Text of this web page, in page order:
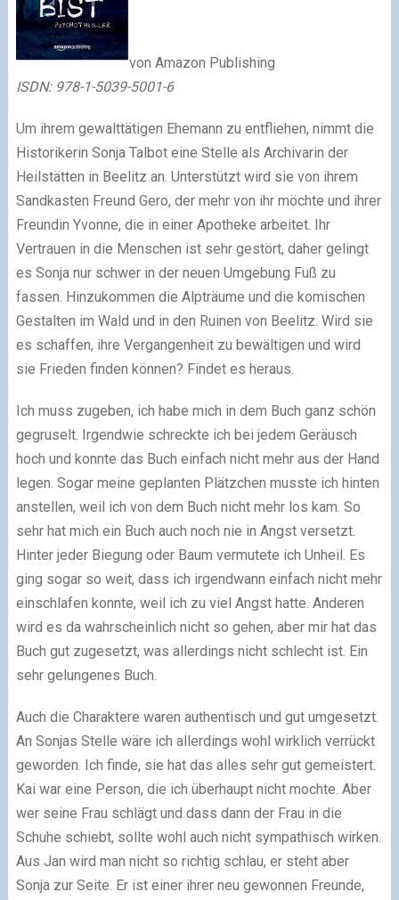
von Amazon Publishing
ISDN: 978-1-5039-5001-6
Um ihrem gewalttätigen Ehemann zu entfliehen, nimmt die
Historikerin Sonja Talbot eine Stelle als Archivarin der
Heilstätten in Beelitz an. Unterstützt wird sie von ihrem
Sandkasten Freund Gero, der mehr von ihr möchte und ihrer
Freundin Yvonne, die in einer Apotheke arbeitet. Ihr
Vertrauen in die Menschen ist sehr gestört, daher gelingt
es Sonja nur schwer in der neuen Umgebung Fuß zu
fassen. Hinzukommen die Alpträume und die komischen
Gestalten im Wald und in den Ruinen von Beelitz. Wird sie
es schaffen, ihre Vergangenheit zu bewältigen und wird
sie Frieden finden können? Findet es heraus.
Ich muss zugeben, ich habe mich in dem Buch ganz schön
gegruselt. Irgendwie schreckte ich bei jedem Geräusch
hoch und konnte das Buch einfach nicht mehr aus der Hand
legen. Sogar meine geplanten Plätzchen musste ich hinten
anstellen, weil ich von dem Buch nicht mehr los kam. So
sehr hat mich ein Buch auch noch nie in Angst versetzt.
Hinter jeder Biegung oder Baum vermutete ich Unheil. Es
ging sogar so weit, dass ich irgendwann einfach nicht mehr
einschlafen konnte, weil ich zu viel Angst hatte. Anderen
wird es da wahrscheinlich nicht so gehen, aber mir hat das
Buch gut zugesetzt, was allerdings nicht schlecht ist. Ein
sehr gelungenes Buch.
Auch die Charaktere waren authentisch und gut umgesetzt.
An Sonjas Stelle wäre ich allerdings wohl wirklich verrückt
geworden. Ich finde, sie hat das alles sehr gut gemeistert.
Kai war eine Person, die ich überhaupt nicht mochte. Aber
wer seine Frau schlägt und dass dann der Frau in die
Schuhe schiebt, sollte wohl auch nicht sympathisch wirken.
Aus Jan wird man nicht so richtig schlau, er steht aber
Sonja zur Seite. Er ist einer ihrer neu gewonnen Freunde,